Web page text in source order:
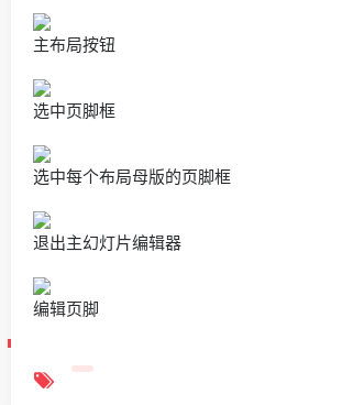
主布局按钮
选中页脚框
选中每个布局母版的页脚框
退出主幻灯片编辑器
编辑页脚